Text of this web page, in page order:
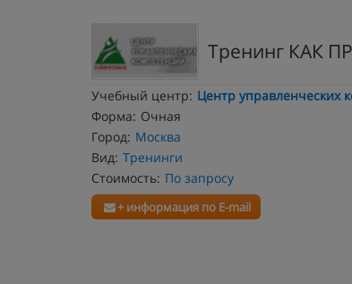
Тренинг КАК
Учебный центр: Центр управленческих
Форма: Очная
Город: Москва
Вид: Тренинги
Стоимость: По запросу
+ информация по E-mail